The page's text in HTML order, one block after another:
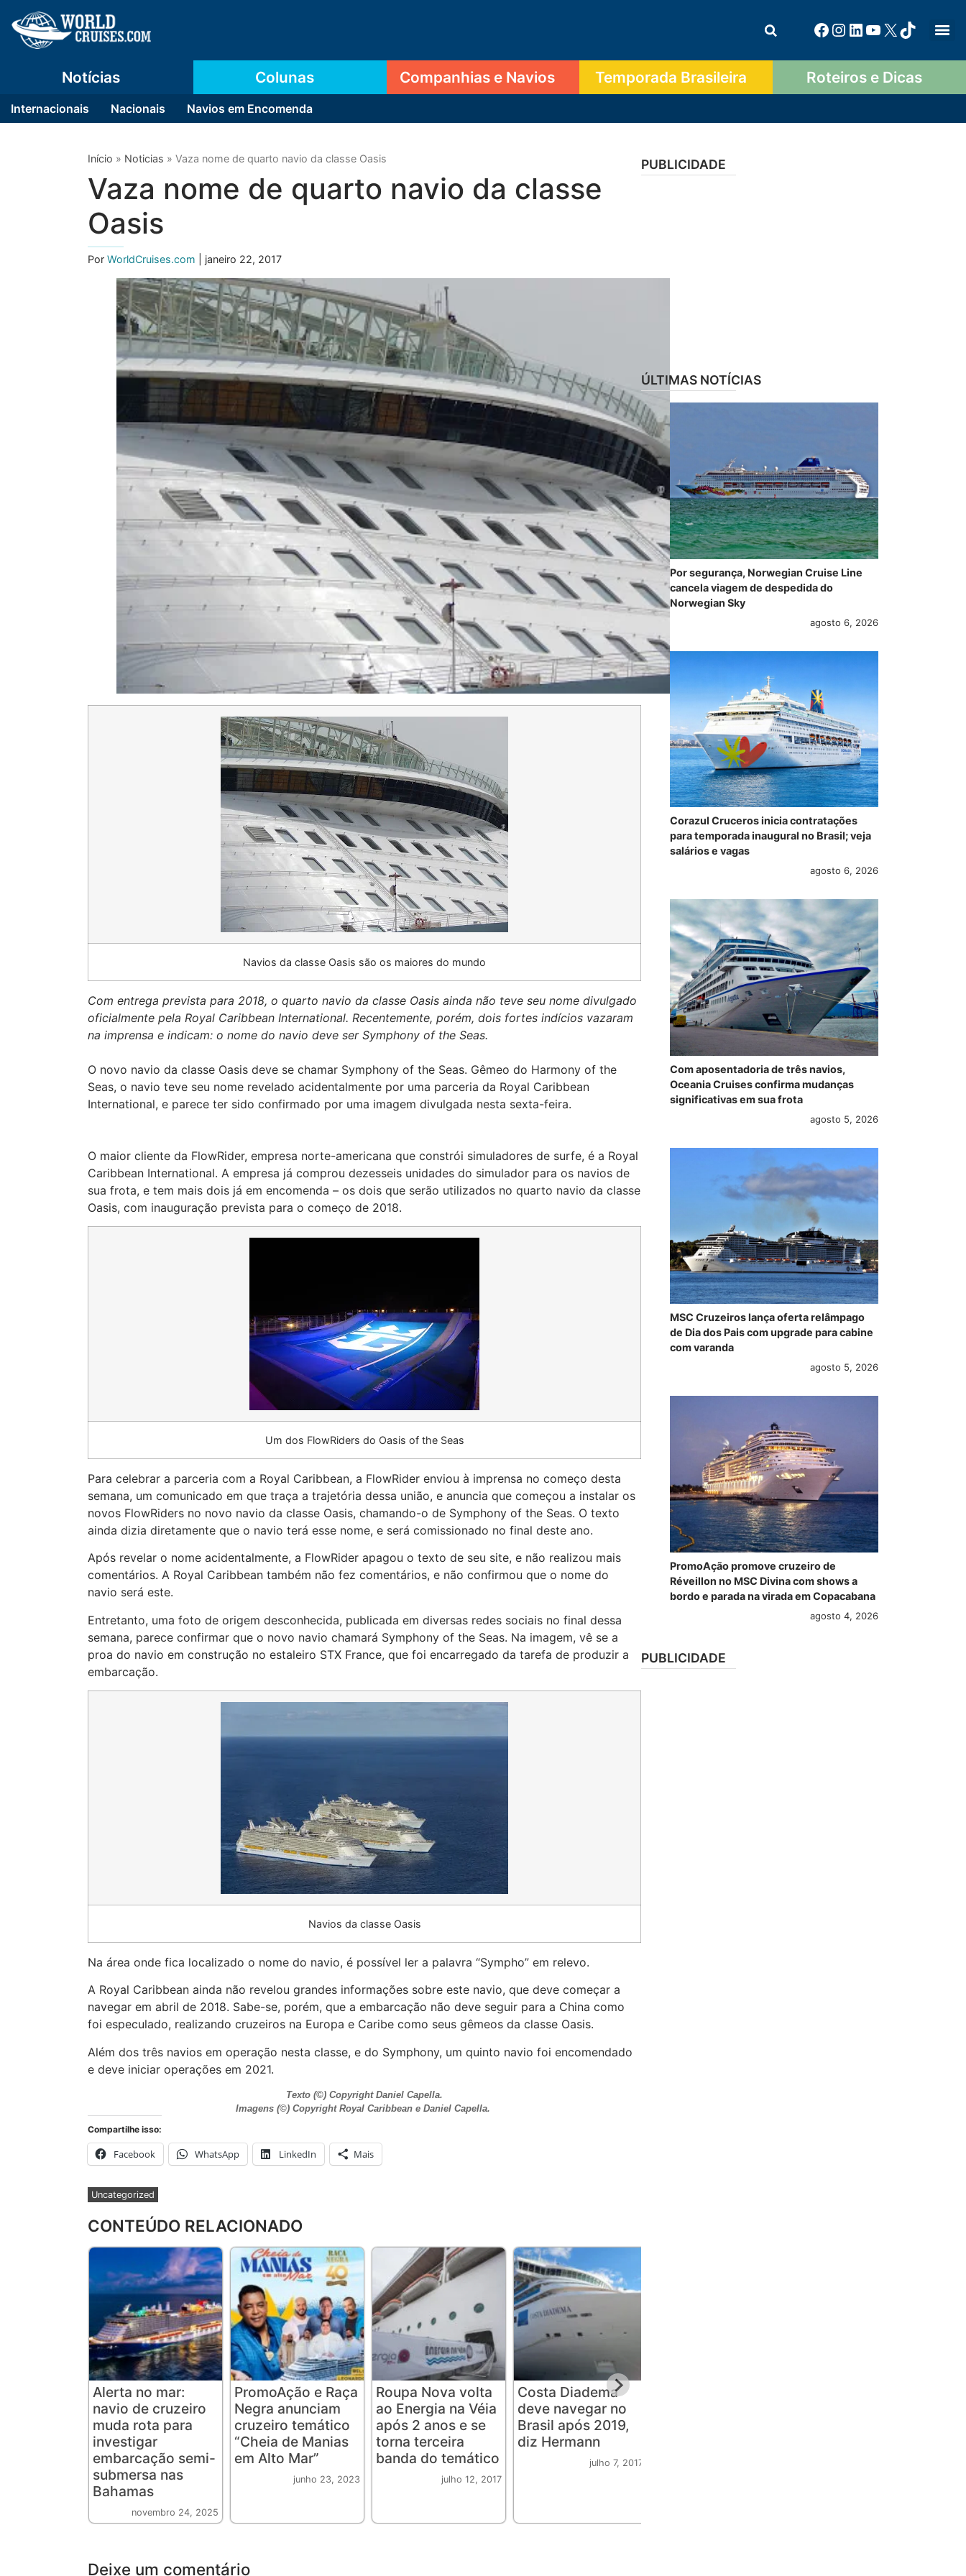
Notícias
Internacionais Nacionais Navios em Encomenda
Colunas Companhias e Navios Temporada Brasileira Roteiros e Dicas
Início » Noticias » Vaza nome de quarto navio da classe Oasis
Vaza nome de quarto navio da classe
Oasis
Por WorldCruises.com | janeiro 22, 2017
Navios da classe Oasis são os maiores do mundo
Com entrega prevista para 2018, o quarto navio da classe Oasis ainda não teve seu nome divulgado
oficialmente pela Royal Caribbean International. Recentemente, porém, dois fortes indícios vazaram
na imprensa e indicam: o nome do navio deve ser Symphony of the Seas.
O novo navio da classe Oasis deve se chamar Symphony of the Seas. Gêmeo do Harmony of the
Seas, o navio teve seu nome revelado acidentalmente por uma parceria da Royal Caribbean
International, e parece ter sido confirmado por uma imagem divulgada nesta sexta-feira.
O maior cliente da FlowRider, empresa norte-americana que constrói simuladores de surfe, é a Royal
Caribbean International. A empresa já comprou dezesseis unidades do simulador para os navios de
sua frota, e tem mais dois já em encomenda – os dois que serão utilizados no quarto navio da classe
Oasis, com inauguração prevista para o começo de 2018.
Um dos FlowRiders do Oasis of the Seas
Para celebrar a parceria com a Royal Caribbean, a FlowRider enviou à imprensa no começo desta
semana, um comunicado em que traça a trajetória dessa união, e anuncia que começou a instalar os
novos FlowRiders no novo navio da classe Oasis, chamando-o de Symphony of the Seas. O texto
ainda dizia diretamente que o navio terá esse nome, e será comissionado no final deste ano.
Após revelar o nome acidentalmente, a FlowRider apagou o texto de seu site, e não realizou mais
comentários. A Royal Caribbean também não fez comentários, e não confirmou que o nome do
navio será este.
Entretanto, uma foto de origem desconhecida, publicada em diversas redes sociais no final dessa
semana, parece confirmar que o novo navio chamará Symphony of the Seas. Na imagem, vê se a
proa do navio em construção no estaleiro STX France, que foi encarregado da tarefa de produzir a
embarcação.
Navios da classe Oasis
Na área onde fica localizado o nome do navio, é possível ler a palavra “Sympho” em relevo.
A Royal Caribbean ainda não revelou grandes informações sobre este navio, que deve começar a
navegar em abril de 2018. Sabe-se, porém, que a embarcação não deve seguir para a China como
foi especulado, realizando cruzeiros na Europa e Caribe como seus gêmeos da classe Oasis.
Além dos três navios em operação nesta classe, e do Symphony, um quinto navio foi encomendado
e deve iniciar operações em 2021.
Texto (©) Copyright Daniel Capella.
Imagens (©) Copyright Royal Caribbean e Daniel Capella.
Compartilhe isso:
Facebook WhatsApp LinkedIn Mais
Uncategorized
CONTEÚDO RELACIONADO
Alerta no mar:
navio de cruzeiro
muda rota para
investigar
embarcação semi-
submersa nas
Bahamas
novembro 24, 2025
PromoAção e Raça
Negra anunciam
cruzeiro temático
“Cheia de Manias
em Alto Mar”
junho 23, 2023
Roupa Nova volta
ao Energia na Véia
após 2 anos e se
torna terceira
banda do temático
julho 12, 2017
Costa Diadema
deve navegar no
Brasil após 2019,
diz Hermann
julho 7, 2017
Deixe um comentário
PUBLICIDADE
ÚLTIMAS NOTÍCIAS
Por segurança, Norwegian Cruise Line
cancela viagem de despedida do
Norwegian Sky
agosto 6, 2026
Corazul Cruceros inicia contratações
para temporada inaugural no Brasil; veja
salários e vagas
agosto 6, 2026
Com aposentadoria de três navios,
Oceania Cruises confirma mudanças
significativas em sua frota
agosto 5, 2026
MSC Cruzeiros lança oferta relâmpago
de Dia dos Pais com upgrade para cabine
com varanda
agosto 5, 2026
PromoAção promove cruzeiro de
Réveillon no MSC Divina com shows a
bordo e parada na virada em Copacabana
agosto 4, 2026
PUBLICIDADE